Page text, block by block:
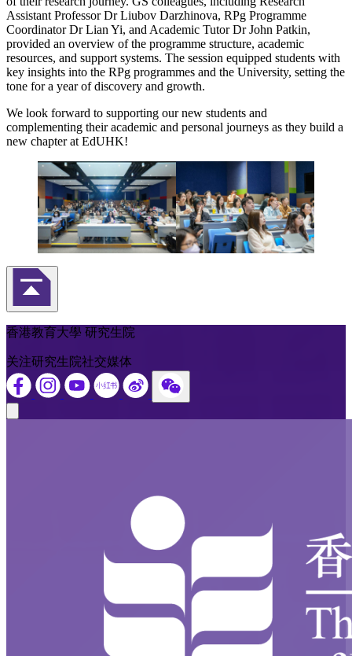
Assistant Professor Dr Liubov Darzhinova, RPg Programme
Coordinator Dr Lian Yi, and Academic Tutor Dr John Patkin,
provided an overview of the programme structure, academic
resources, and support systems. The session equipped students with
key insights into the RPg programmes and the University, setting the
tone for a year of discovery and growth.
We look forward to supporting our new students and
complementing their academic and personal journeys as they build a
new chapter at EdUHK!
返回頁首
香港教育大學 研究生院
关注研究生院社交媒体
Close modal